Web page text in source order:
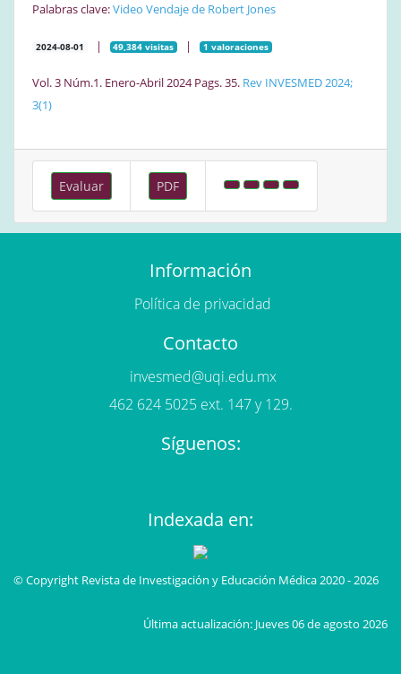
Palabras clave:Video Vendaje de Robert Jones
2024-08-01 | 49,384 visitas | 1 valoraciones
Vol. 3 Núm.1. Enero-Abril 2024 Pags. 35. Rev INVESMED 2024;
3(1)
Evaluar PDF
Información
Política de privacidad
Contacto
invesmed@uqi.edu.mx
462 624 5025 ext. 147 y 129.
Síguenos:
Indexada en:
© Copyright Revista de Investigación y Educación Médica 2020 - 2026
Última actualización: Jueves 06 de agosto 2026